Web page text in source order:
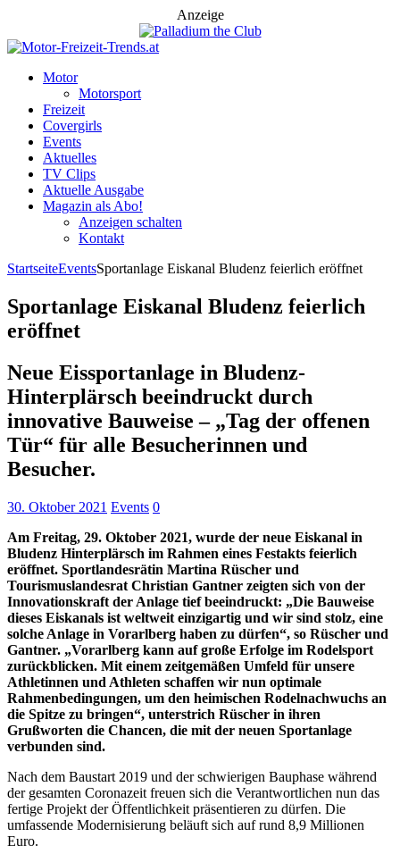
Anzeige
Motor
Motorsport
Freizeit
Covergirls
Events
Aktuelles
TV Clips
Aktuelle Ausgabe
Magazin als Abo!
Anzeigen schalten
Kontakt
StartseiteEventsSportanlage Eiskanal Bludenz feierlich eröffnet
Sportanlage Eiskanal Bludenz feierlich
eröffnet
Neue Eissportanlage in Bludenz-
Hinterplärsch beeindruckt durch
innovative Bauweise – „Tag der offenen
Tür“ für alle Besucherinnen und
Besucher.
30. Oktober 2021 Events 0
Am Freitag, 29. Oktober 2021, wurde der neue Eiskanal in
Bludenz Hinterplärsch im Rahmen eines Festakts feierlich
eröffnet. Sportlandesrätin Martina Rüscher und
Tourismuslandesrat Christian Gantner zeigten sich von der
Innovationskraft der Anlage tief beeindruckt: „Die Bauweise
dieses Eiskanals ist weltweit einzigartig und wir sind stolz, eine
solche Anlage in Vorarlberg haben zu dürfen“, so Rüscher und
Gantner. „Vorarlberg kann auf große Erfolge im Rodelsport
zurückblicken. Mit einem zeitgemäßen Umfeld für unsere
Athletinnen und Athleten schaffen wir nun optimale
Rahmenbedingungen, um den heimischen Rodelnachwuchs an
die Spitze zu bringen“, unterstrich Rüscher in ihren
Grußworten die Chancen, die mit der neuen Sportanlage
verbunden sind.
Nach dem Baustart 2019 und der schwierigen Bauphase während
der gesamten Coronazeit freuen sich die Verantwortlichen nun das
fertige Projekt der Öffentlichkeit präsentieren zu dürfen. Die
umfassende Modernisierung beläuft sich auf rund 8,9 Millionen
Euro.